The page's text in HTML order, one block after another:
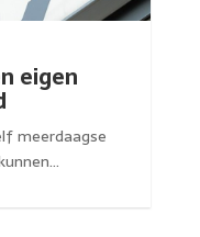
eigen
meerdaagse